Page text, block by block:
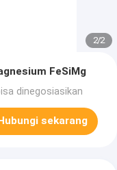
2/2
FeSiMg
dinegosiasikan
sekarang